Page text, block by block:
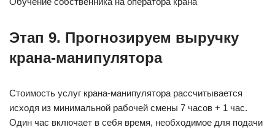
Этап 9. Прогнозируем выручку
крана-манипулятора
Стоимость услуг крана-манипулятора рассчитывается
исходя из минимальной рабочей смены 7 часов + 1 час.
Один час включает в себя время, необходимое для подачи